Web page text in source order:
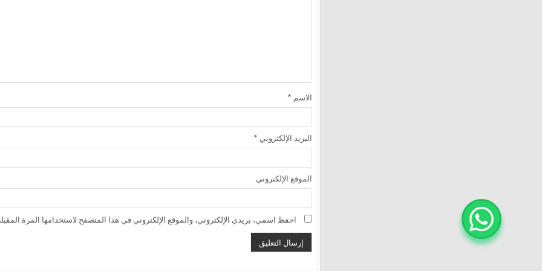
الاسم *
البريد الإلكتروني *
الموقع الإلكتروني
احفظ اسمي، بريدي الإلكتروني، والموقع الإلكتروني في هذا المتصفح لاستخدامها المرة